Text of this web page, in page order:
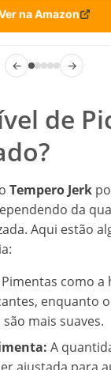
na Amazon
← →
de
Tempero Jerk
da
Aqui estão
Pimentas como a
enquanto
mais suaves.
A